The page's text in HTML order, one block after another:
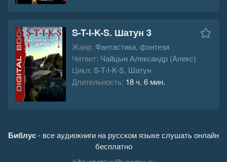
S-T-I-K-S. Шатун 3
Жанр: Фантастика, фэнтези
Читает: Чайцын Александр (Алекс)
Цикл: S-T-I-K-S. Шатун
Длительность: 18 ч. 6 мин.
Библус- все аудиокниги на русском языке слушать онлайн
бесплатно